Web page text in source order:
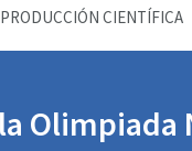
PRODUCCIÓN CIENTÍFICA